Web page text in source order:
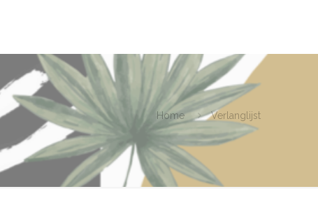
Home Verlanglijst